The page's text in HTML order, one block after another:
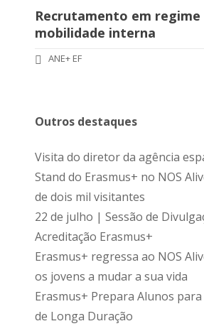
Recrutamento em regime
mobilidade interna
ANE+ EF
Outros destaques
Visita do diretor da agência
Stand do Erasmus+ no NOS
de dois mil visitantes
22 de julho | Sessão de
Acreditação Erasmus+
Erasmus+ regressa ao NOS
os jovens a mudar a sua vida
Erasmus+ Prepara Alunos
de Longa Duração